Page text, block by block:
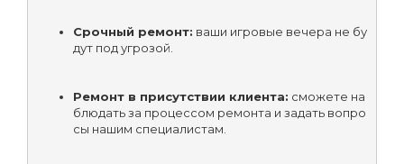
Срочный ремонт: ваши игровые вечера не бу
дут под угрозой.
Ремонт в присутствии клиента: сможете на
блюдать за процессом ремонта и задать вопро
сы нашим специалистам.